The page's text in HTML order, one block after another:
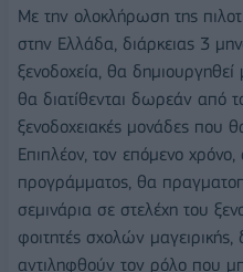
Με την ολοκλήρωση της
στην Ελλάδα, διάρκειας 3
ξενοδοχεία, θα
θα διατίθενται δωρεάν από
ξενοδοχειακές μονάδες που
Επιπλέον, τον επόμενο χρόνο,
προγράμματος, θα
σεμινάρια σε στελέχη του
φοιτητές σχολών
αντιληφθούν τον ρόλο που